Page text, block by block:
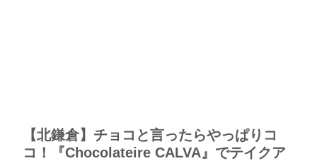
【北鎌倉】チョコと言ったらやっぱりコ
コ！『Chocolateire CALVA』でテイクア